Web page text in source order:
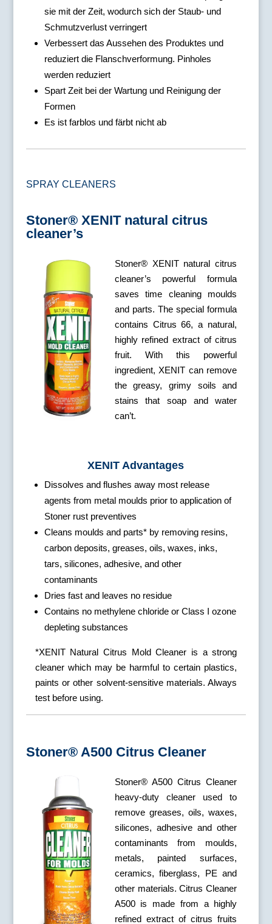
sie mit der Zeit, wodurch sich der Staub- und
Schmutzverlust verringert
Verbessert das Aussehen des Produktes und
reduziert die Flanschverformung. Pinholes
werden reduziert
Spart Zeit bei der Wartung und Reinigung der
Formen
Es ist farblos und färbt nicht ab
SPRAY CLEANERS
Stoner® XENIT natural citrus
cleaner’s
Stoner® XENIT natural citrus
cleaner’s powerful formula
saves time cleaning moulds
and parts. The special formula
contains Citrus 66, a natural,
highly refined extract of citrus
fruit. With this powerful
ingredient, XENIT can remove
the greasy, grimy soils and
stains that soap and water
can’t.
XENIT Advantages
Dissolves and flushes away most release
agents from metal moulds prior to application of
Stoner rust preventives
Cleans moulds and parts* by removing resins,
carbon deposits, greases, oils, waxes, inks,
tars, silicones, adhesive, and other
contaminants
Dries fast and leaves no residue
Contains no methylene chloride or Class I ozone
depleting substances
*XENIT Natural Citrus Mold Cleaner is a strong
cleaner which may be harmful to certain plastics,
paints or other solvent-sensitive materials. Always
test before using.
Stoner® A500 Citrus Cleaner
Stoner® A500 Citrus Cleaner
heavy-duty cleaner used to
remove greases, oils, waxes,
silicones, adhesive and other
contaminants from moulds,
metals, painted surfaces,
ceramics, fiberglass, PE and
other materials. Citrus Cleaner
A500 is made from a highly
refined extract of citrus fruits